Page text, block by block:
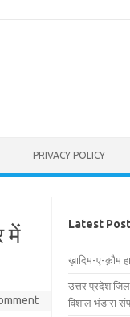
PRIVACY POLICY
में
Latest Post
ख़ादिम-ए-क़ौम
उत्तर प्रदेश
विशाल भंडारा